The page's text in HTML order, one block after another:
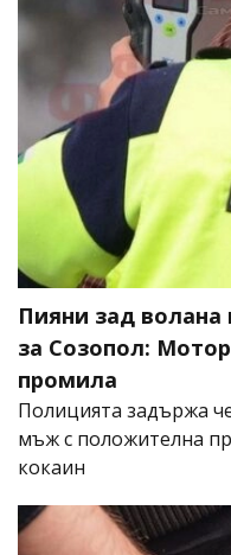
Пияни зад волана
за Созопол:
промила
Полицията задържа
мъж с положителна
кокаин